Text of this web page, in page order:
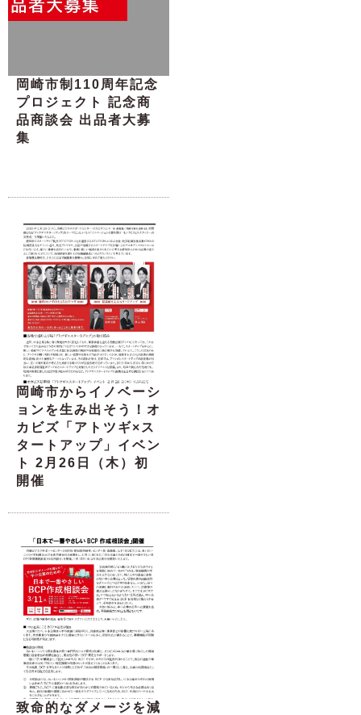
岡崎市制110周年記念
プロジェクト 記念商
品商談会 出品者大募
集
岡崎市からイノベーシ
ョンを生み出そう！オ
カビズ「アトツギ×ス
タートアップ」イベン
ト 2月26日（木）初
開催
致命的なダメージを減